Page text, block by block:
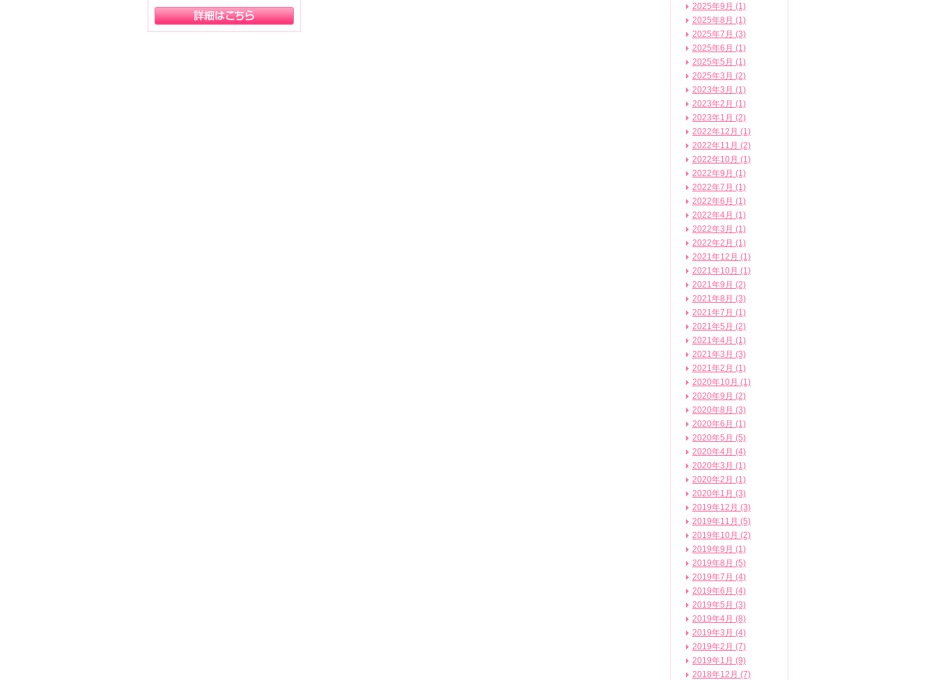
2025年9月 (1)
2025年8月 (1)
2025年7月 (3)
2025年6月 (1)
2025年5月 (1)
2025年3月 (2)
2023年3月 (1)
2023年2月 (1)
2023年1月 (2)
2022年12月 (1)
2022年11月 (2)
2022年10月 (1)
2022年9月 (1)
2022年7月 (1)
2022年6月 (1)
2022年4月 (1)
2022年3月 (1)
2022年2月 (1)
2021年12月 (1)
2021年10月 (1)
2021年9月 (2)
2021年8月 (3)
2021年7月 (1)
2021年5月 (2)
2021年4月 (1)
2021年3月 (3)
2021年2月 (1)
2020年10月 (1)
2020年9月 (2)
2020年8月 (3)
2020年6月 (1)
2020年5月 (5)
2020年4月 (4)
2020年3月 (1)
2020年2月 (1)
2020年1月 (3)
2019年12月 (3)
2019年11月 (5)
2019年10月 (2)
2019年9月 (1)
2019年8月 (5)
2019年7月 (4)
2019年6月 (4)
2019年5月 (3)
2019年4月 (8)
2019年3月 (4)
2019年2月 (7)
2019年1月 (9)
2018年12月 (7)